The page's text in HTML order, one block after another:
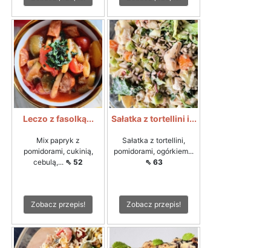
Leczo z fasolką...
Mix papryk z
pomidorami, cukinią,
cebulą,... ⇖ 52
Zobacz przepis!
Sałatka z tortellini i...
Sałatka z tortellini,
pomidorami, ogórkiem...
⇖ 63
Zobacz przepis!